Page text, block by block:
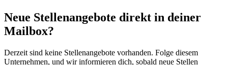
Neue Stellenangebote direkt in deiner
Mailbox?
Derzeit sind keine Stellenangebote vorhanden. Folge diesem
Unternehmen, und wir informieren dich, sobald neue Stellen